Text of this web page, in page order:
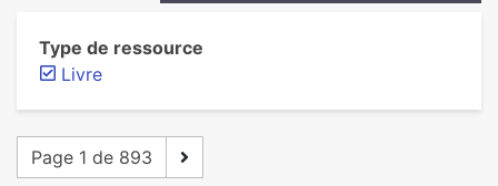
Type de ressource
Livre
Page 1 de 893